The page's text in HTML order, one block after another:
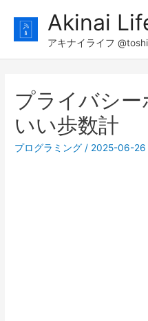
ン
Akinai
アキナイライフ
プライバシー
いい歩数計
プログラミング / 2025-06-26